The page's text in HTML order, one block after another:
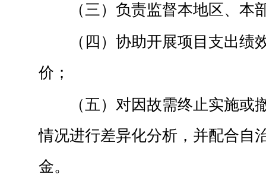
（三）负责监督本地区、本
（四）协助开展项目支出绩
价；
（五）对因故需终止实施或
情况进行差异化分析，并配合自
金。